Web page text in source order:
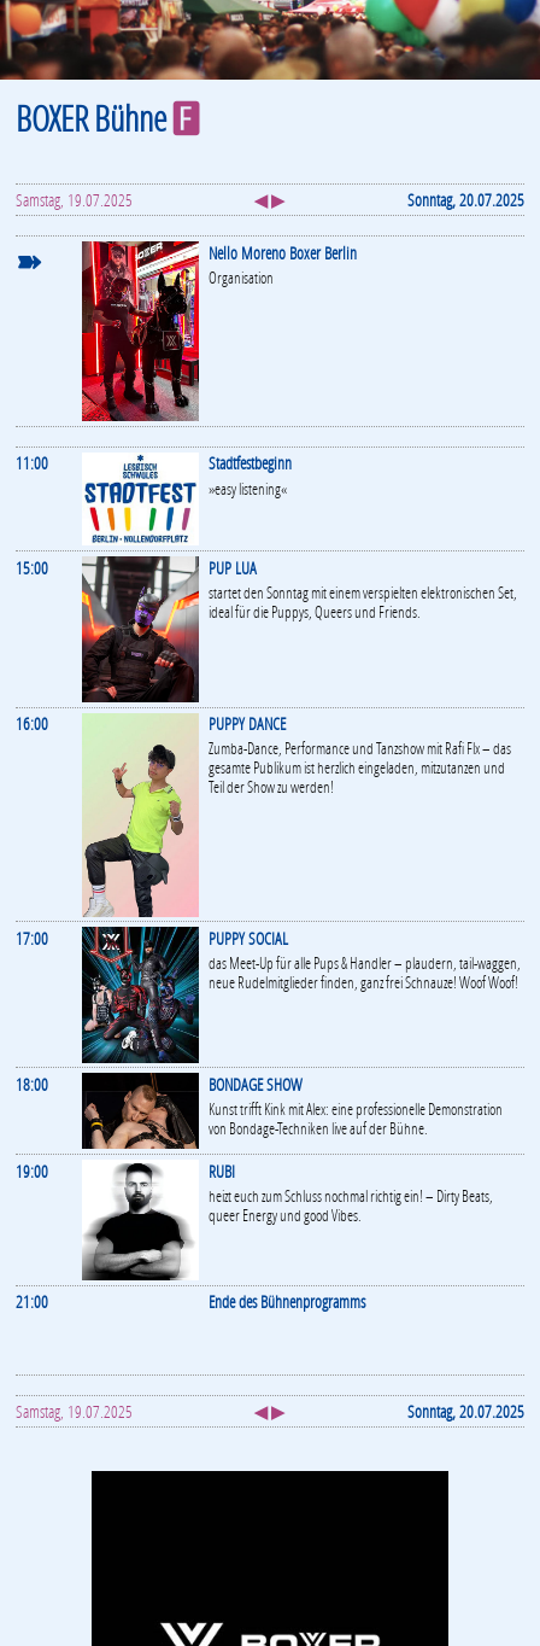
BOXER BühneF
Samstag, 19.07.2025 ◀ ▶ Sonntag, 20.07.2025
➽ Nello Moreno Boxer Berlin
Organisation
11:00 Stadtfestbeginn
»easy listening«
15:00 PUP LUA
startet den Sonntag mit einem verspielten elektronischen Set,
ideal für die Puppys, Queers und Friends.
16:00 PUPPY DANCE
Zumba-Dance, Performance und Tanzshow mit Rafi Flx – das
gesamte Publikum ist herzlich eingeladen, mitzutanzen und
Teil der Show zu werden!
17:00 PUPPY SOCIAL
das Meet-Up für alle Pups & Handler – plaudern, tail-waggen,
neue Rudelmitglieder finden, ganz frei Schnauze! Woof Woof!
18:00 BONDAGE SHOW
Kunst trifft Kink mit Alex: eine professionelle Demonstration
von Bondage-Techniken live auf der Bühne.
19:00 RUBI
heizt euch zum Schluss nochmal richtig ein! – Dirty Beats,
queer Energy und good Vibes.
21:00 Ende des Bühnenprogramms
Samstag, 19.07.2025 ◀ ▶ Sonntag, 20.07.2025